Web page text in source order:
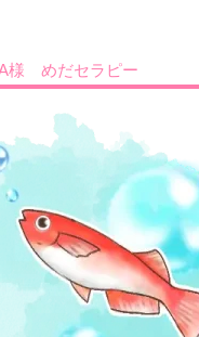
様 めだセラピー